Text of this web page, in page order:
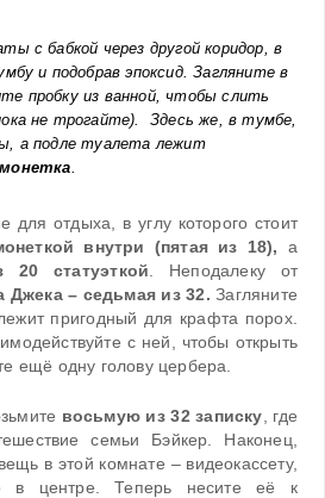
с бабкой через другой коридор, в
и подобрав эпоксид. Загляните в
пробку из ванной, чтобы слить
не трогайте). Здесь же, в тумбе,
а подле туалета лежит
.
для отдыха, в углу которого стоит
внутри (пятая из 18),
а
20 статуэткой. Неподалеку от
Джека – седьмая из 32.Загляните
пригодный для крафта порох.
с ней, чтобы открыть
ещё одну голову цербера.
восьмую из 32 записку, где
семьи Бэйкер. Наконец,
в этой комнате – видеокассету,
в центре. Теперь несите её к